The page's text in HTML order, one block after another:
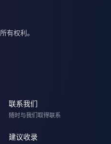
权利。
联系我们
随时与我们取得联系
建议收录